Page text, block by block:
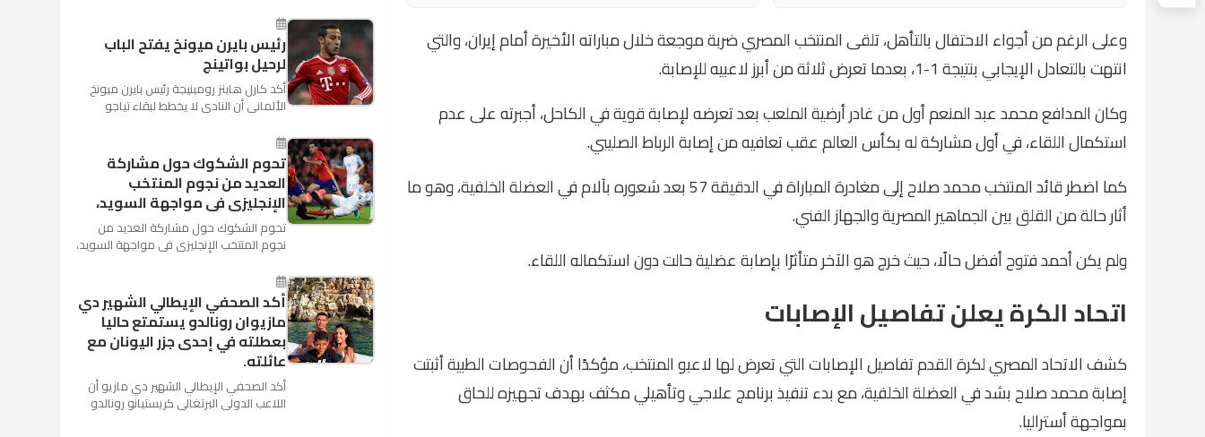
وعلى الرغم من أجواء الاحتفال بالتأهل، تلقى المنتخب المصري ضربة موجعة خلال مباراته الأخيرة أمام إيران، والتي
انتهت بالتعادل الإيجابي بنتيجة 1-1، بعدما تعرض ثلاثة من أبرز لاعبيه للإصابة.
وكان المدافع محمد عبد المنعم أول من غادر أرضية الملعب بعد تعرضه لإصابة قوية في الكاحل، أجبرته على عدم
استكمال اللقاء، في أول مشاركة له بكأس العالم عقب تعافيه من إصابة الرباط الصليبي.
كما اضطر قائد المنتخب محمد صلاح إلى مغادرة المباراة في الدقيقة 57 بعد شعوره بآلام في العضلة الخلفية، وهو ما
أثار حالة من القلق بين الجماهير المصرية والجهاز الفني.
ولم يكن أحمد فتوح أفضل حالًا، حيث خرج هو الآخر متأثرًا بإصابة عضلية حالت دون استكماله اللقاء.
اتحاد الكرة يعلن تفاصيل الإصابات
كشف الاتحاد المصري لكرة القدم تفاصيل الإصابات التي تعرض لها لاعبو المنتخب، مؤكدًا أن الفحوصات الطبية أثبتت
إصابة محمد صلاح بشد في العضلة الخلفية، مع بدء تنفيذ برنامج علاجي وتأهيلي مكثف بهدف تجهيزه للحاق
بمواجهة أستراليا.
الثالثة والأ...
رئيس بايرن ميونخ يفتح الباب
لرحيل بواتينج
أكد كارل هاينز رومينيجة رئيس بايرن ميونخ
الألمانى أن النادى لا يخطط لبقاء تياجو
وأنه سيستم...
تحوم الشكوك حول مشاركة
العديد من نجوم المنتخب
الإنجليزى فى مواجهة السويد،
تحوم الشكوك حول مشاركة العديد من
نجوم المنتخب الإنجليزى فى مواجهة السويد،
ملعب "كوزموس آ...
أكد الصحفي الإيطالي الشهير دي
مازيوان رونالدو يستمتع حاليا
بعطلته في إحدى جزر اليونان مع
عائلته.
أكد الصحفي الإيطالي الشهير دي مازيو أن
اللاعب الدولي البرتغالي كريستيانو رونالدو